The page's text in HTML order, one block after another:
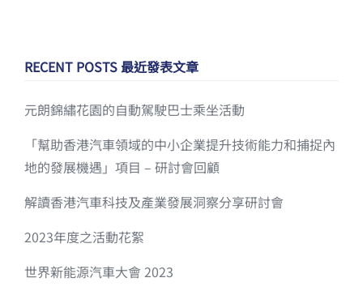
RECENT POSTS 最近發表文章
元朗錦繡花園的自動駕駛巴士乘坐活動
「幫助香港汽車領域的中小企業提升技術能力和捕捉內
地的發展機遇」項目 – 研討會回顧
解讀香港汽車科技及產業發展洞察分享研討會
2023年度之活動花絮
世界新能源汽車大會 2023